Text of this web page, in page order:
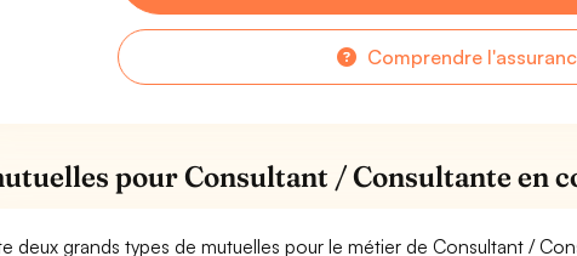
Comprendre
pour Consultant / Consultante en
deux grands types de mutuelles pour le métier de Consultant /